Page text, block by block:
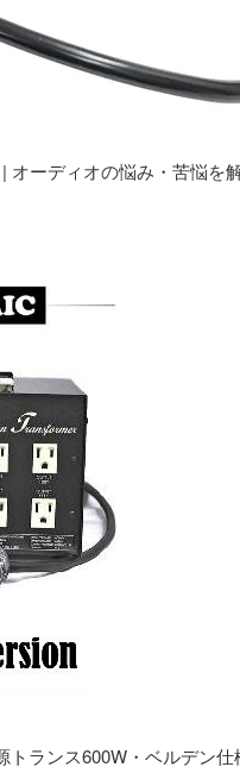
オーディオの悩み・苦悩を
トランス600W・ベルデン仕